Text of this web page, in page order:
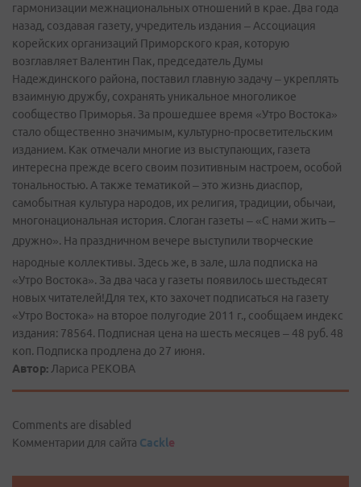
гармонизации межнациональных отношений в крае. Два года
назад, создавая газету, учредитель издания – Ассоциация
корейских организаций Приморского края, которую
возглавляет Валентин Пак, председатель Думы
Надеждинского района, поставил главную задачу – укреплять
взаимную дружбу, сохранять уникальное многоликое
сообщество Приморья. За прошедшее время «Утро Востока»
стало общественно значимым, культурно-­просветительским
изданием. Как отмечали многие из выступающих, газета
интересна прежде всего своим позитивным настроем, особой
тональностью. А также тематикой – это жизнь диаспор,
самобытная культура народов, их религия, традиции, обычаи,
многонациональная история. Слоган газеты – «С нами жить –
дружно». На праздничном вечере выступили творческие
народные коллективы. Здесь же, в зале, шла подписка на
«Утро Востока». За два часа у газеты появилось шестьдесят
новых читателей!Для тех, кто захочет подписаться на газету
«Утро Востока» на второе полугодие 2011 г., сообщаем индекс
издания: 78564. Подписная цена на шесть месяцев – 48 руб. 48
коп. Подписка продлена до 27 июня.
Автор: Лариса РЕКОВА
Comments are disabled
Комментарии для сайта Cackle